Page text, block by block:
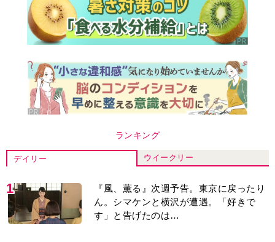
ランキング
デイリー ウイークリー
1
『風、薫る』次週予告。東京に戻ったり
ん。シマケンと横沢が遭遇。「好きで
す」と告げたのは…